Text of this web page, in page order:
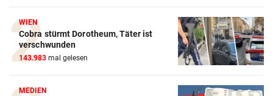
WIEN
Cobra stürmt Dorotheum, Täter ist
verschwunden
143.983 mal gelesen
MEDIEN
Action-Cam Vergleich
ZUM VERGLEICH
Crosstrainer Vergleich
ZUM VERGLEICH